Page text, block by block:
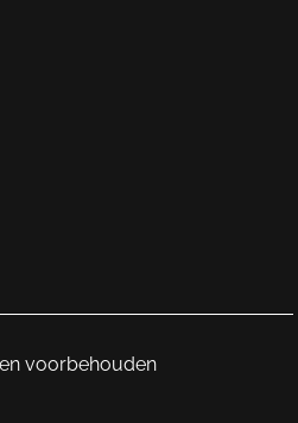
van
van
voorbehouden